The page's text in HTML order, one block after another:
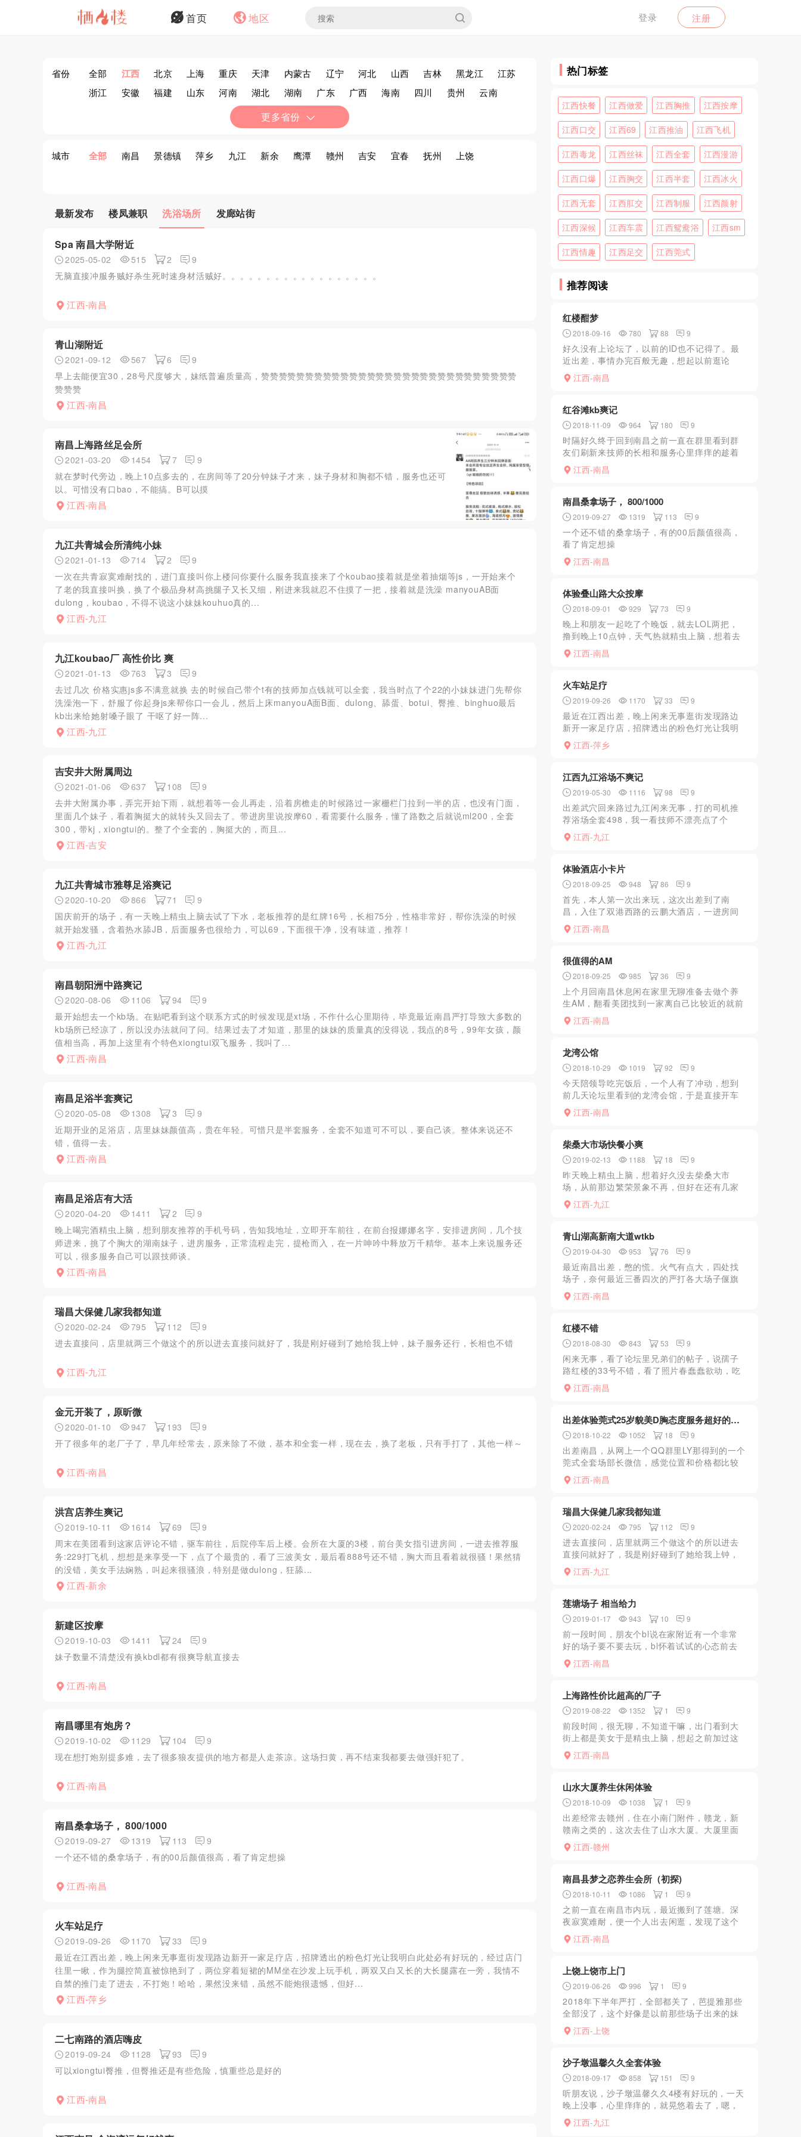
登录 注册
首页 地区
省份 全部 江西 北京 上海 重庆 天津 内蒙古 辽宁 河北 山西 吉林 黑龙江
江苏
浙江
安徽 福建 山东 河南 湖北 湖南 广东 广西 海南 四川 贵州
云南
宁夏 新疆 香港 台湾
更多省份
城市 全部 南昌 景德镇 萍乡 九江 新余 鹰潭 赣州 吉安 宜春 抚州 上饶
最新发布 楼凤兼职 洗浴场所 发廊站街
Spa 南昌大学附近
2025-05-02 515 2
9
无脑直接冲服务贼好杀生死时速身材活贼好。。。。。。。。。。。。。。。。。。
江西-南昌
青山湖附近
2021-09-12 567 6
9
早上去能便宜30，28号尺度够大，妹纸普遍质量高，赞赞赞赞赞赞赞赞赞赞赞赞赞赞赞赞赞赞赞赞赞赞赞赞赞赞赞赞赞
赞赞赞
江西-南昌
南昌上海路丝足会所
2021-03-20 1454 7
9
就在梦时代旁边，晚上10点多去的，在房间等了20分钟妹子才来，妹子身材和胸都不错，服务也还可
以。可惜没有口bao，不能搞。B可以摸
江西-南昌
九江共青城会所清纯小妹
2021-01-13 714 2
9
一次在共青寂寞难耐找的，进门直接叫你上楼问你要什么服务我直接来了个koubao接着就是坐着抽烟等js，一开始来个
了老的我直接叫换，换了个极品身材高挑腿子又长又细，刚进来我就忍不住摸了一把，接着就是洗澡 manyouAB面
dulong，koubao，不得不说这小妹妹kouhuo真的...
江西-九江
九江koubao厂 高性价比 爽
2021-01-13 763 3
9
去过几次 价格实惠js多不满意就换 去的时候自己带个t有的技师加点钱就可以全套，我当时点了个22的小妹妹进门先帮你
洗澡泡一下，舒服了你起身js来帮你口一会儿，然后上床manyouA面B面、dulong、舔蛋、botui、臀推、binghuo最后
kb出来给她射嗓子眼了 干呕了好一阵...
江西-九江
吉安井大附属周边
2021-01-06 637 108
9
去井大附属办事，弄完开始下雨，就想着等一会儿再走，沿着房檐走的时候路过一家栅栏门拉到一半的店，也没有门面，
里面几个妹子，看着胸挺大的就转头又回去了。带进房里说按摩60，看需要什么服务，懂了路数之后就说ml200，全套
300，带kj，xiongtui的。整了个全套的，胸挺大的，而且...
江西-吉安
九江共青城市雅尊足浴爽记
2020-10-20 866 71
9
国庆前开的场子，有一天晚上精虫上脑去试了下水，老板推荐的是红牌16号，长相75分，性格非常好，帮你洗澡的时候
就开始发骚，含着热水舔JB，后面服务也很给力，可以69，下面很干净，没有味道，推荐！
江西-九江
南昌朝阳洲中路爽记
2020-08-06 1106 94
9
最开始想去一个kb场。在贴吧看到这个联系方式的时候发现是xt场，不作什么心里期待，毕竟最近南昌严打导致大多数的
kb场所已经凉了，所以没办法就问了问。结果过去了才知道，那里的妹妹的质量真的没得说，我点的8号，99年女孩，颜
值相当高，再加上这里有个特色xiongtui双飞服务，我叫了...
江西-南昌
南昌足浴半套爽记
2020-05-08 1308 3
9
近期开业的足浴店，店里妹妹颜值高，贵在年轻。可惜只是半套服务，全套不知道可不可以，要自己谈。整体来说还不
错，值得一去。
江西-南昌
南昌足浴店有大活
2020-04-20 1411 2
9
晚上喝完酒精虫上脑，想到朋友推荐的手机号码，告知我地址，立即开车前往，在前台报娜娜名字，安排进房间，几个技
师进来，挑了个胸大的湖南妹子，进房服务，正常流程走完，提枪而入，在一片呻吟中释放万千精华。基本上来说服务还
可以，很多服务自己可以跟技师谈。
江西-南昌
瑞昌大保健几家我都知道
2020-02-24 795 112
9
进去直接问，店里就两三个做这个的所以进去直接问就好了，我是刚好碰到了她给我上钟，妹子服务还行，长相也不错
江西-九江
金元开装了，原昕微
2020-01-10 947 193
9
开了很多年的老厂子了，早几年经常去，原来除了不做，基本和全套一样，现在去，换了老板，只有手打了，其他一样～
江西-南昌
洪宫店养生爽记
2019-10-11 1614 69
9
周末在美团看到这家店评论不错，驱车前往，后院停车后上楼。会所在大厦的3楼，前台美女指引进房间，一进去推荐服
务:229打飞机，想想是来享受一下，点了个最贵的，看了三波美女，最后看888号还不错，胸大而且看着就很骚！果然猜
的没错，美女手法娴熟，叫起来很骚浪，特别是做dulong，狂舔...
江西-新余
新建区按摩
2019-10-03 1411 24
9
妹子数量不清楚没有换kbdl都有很爽导航直接去
江西-南昌
南昌哪里有炮房？
2019-10-02 1129 104
9
现在想打炮别提多难，去了很多狼友提供的地方都是人走茶凉。这场扫黄，再不结束我都要去做强奸犯了。
江西-南昌
南昌桑拿场子， 800/1000
2019-09-27 1319 113
9
一个还不错的桑拿场子，有的00后颜值很高，看了肯定想操
江西-南昌
火车站足疗
2019-09-26 1170 33
9
最近在江西出差，晚上闲来无事逛街发现路边新开一家足疗店，招牌透出的粉色灯光让我明白此处必有好玩的，经过店门
往里一瞅，作为腿控简直被惊艳到了，两位穿着短裙的MM坐在沙发上玩手机，两双又白又长的大长腿露在一旁，我情不
自禁的推门走了进去，不打炮！哈哈，果然没来错，虽然不能炮很遗憾，但好...
江西-萍乡
二七南路的酒店嗨皮
2019-09-24 1128 93
9
可以xiongtui臀推，但臀推还是有些危险，慎重些总是好的
江西-南昌
热门标签
江西快餐 江西做爱 江西胸推 江西按摩
江西口交 江西69 江西推油 江西飞机
江西毒龙 江西丝袜 江西全套 江西漫游
江西口爆 江西胸交 江西半套 江西冰火
江西无套 江西肛交 江西制服 江西颜射
江西深候 江西车震 江西鸳鸯浴 江西sm
江西情趣 江西足交 江西莞式
推荐阅读
红楼酣梦
2018-09-16 780 88 9
好久没有上论坛了，以前的ID也不记得了。最
近出差，事情办完百般无趣，想起以前逛论
坛。于是打开网站，看着帖子跟新几乎没有，
想原来江西才子遍地，竟然都是匆匆数字记
江西-南昌
红谷滩kb爽记
2018-11-09 964 180 9
时隔好久终于回到南昌之前一直在群里看到群
友们刷新来技师的长相和服务心里痒痒的趁着
回南昌晚上直接预约杀去场子提前定了十号大
长腿车模听说服务绝杀到了以后接待进房间等
江西-南昌
南昌桑拿场子， 800/1000
2019-09-27 1319 113 9
一个还不错的桑拿场子，有的00后颜值很高，
看了肯定想操
江西-南昌
体验叠山路大众按摩
2018-09-01 929 73 9
晚上和朋友一起吃了个晚饭，就去LOL两把，
撸到晚上10点钟，天气热就精虫上脑，想着去
哪里活动活动。本想去南昌有名的池弯路看看
有没有好货，想想太远了时间也不早了，下次
江西-南昌
火车站足疗
2019-09-26 1170 33 9
最近在江西出差，晚上闲来无事逛街发现路边
新开一家足疗店，招牌透出的粉色灯光让我明
白此处必有好玩的，经过店门往里一瞅，作为
腿控简直被惊艳到了，两位穿着短裙的MM坐在
江西-萍乡
江西九江浴场不爽记
2019-05-30 1116 98 9
出差武穴回来路过九江闲来无事，打的司机推
荐浴场全套498，我一看技师不漂亮点了个
238，过程就是泡了两次澡推油fj还不让摸。不
爽不过我同事一起去的，他495全套据说可以
江西-九江
体验酒店小卡片
2018-09-25 948 86 9
首先，本人第一次出来玩，这次出差到了南
昌，入住了双港西路的云鹏大酒店，一进房间
就看到几张小卡片，不觉得就想试试，由于第
一次，又不好意思打电话，就发了个短信。刚
江西-南昌
很值得的AM
2018-09-25 985 36 9
上个月回南昌休息闲在家里无聊准备去做个养
生AM，翻看美团找到一家离自己比较近的就前
去一探究竟。美团真的是个神奇，只要AM带肾
保健的都是可以DFJ的，还能摸上几把。可以
江西-南昌
龙湾公馆
2018-10-29 1019 92 9
今天陪领导吃完饭后，一个人有了冲动，想到
前几天论坛里看到的龙湾会馆，于是直接开车
前往，手机导航了一下，到地方停车，四处找
了一下，没看到有龙湾的招牌，只看到有个七
江西-南昌
柴桑大市场快餐小爽
2019-02-13 1188 18 9
昨天晚上精虫上脑，想着好久没去柴桑大市
场，从前那边繁荣景象不再，但好在还有几家
并且价格低，拿定主意晚上开车直接进去，入
口处第一家有几个妹子在揽客，大概看了看貌
江西-九江
青山湖高新南大道wtkb
2019-04-30 953 76 9
最近南昌出差，憋的慌。火气有点大，四处找
场子，奈何最近三番四次的严打各大场子偃旗
息鼓，至于各位大神说的楼凤各个联系不上不
加好友，四处联络突然发觉全套已然无望。于
江西-南昌
红楼不错
2018-08-30 843 53 9
闲来无事，看了论坛里兄弟们的帖子，说孺子
路红楼的33号不错，看了照片春蠢蠢欲动，吃
了中饭，休息了下14点多直接杀过去，因为以
前去过，知道地点，具体的地点大家看下，进
江西-南昌
出差体验莞式25岁貌美D胸态度服务超好的江...
2018-10-22 1052 18 9
出差南昌，从网上一个QQ群里LY那得到的一个
莞式全套场部长微信，感觉位置和价格都比较
合理，抽空去体验了下！遇到了这个让我多次
流连忘返的妹子！总的说来这个妹子是本分踏
江西-南昌
瑞昌大保健几家我都知道
2020-02-24 795 112 9
进去直接问，店里就两三个做这个的所以进去
直接问就好了，我是刚好碰到了她给我上钟，
妹子服务还行，长相也不错
江西-九江
莲塘场子 相当给力
2019-01-17 943 10 9
前一段时间，朋友个bl说在家附近有一个非常
好的场子要不要去玩，bl怀着试试的心态前去
体验，先到澄湖洲际几点坐电梯来到五楼，没
事就有小哥问你按摩还是泡脚你回到按摩他会
江西-南昌
上海路性价比超高的厂子
2019-08-22 1352 1 9
前段时间，很无聊，不知道干嘛，出门看到大
街上都是美女于是精虫上脑，想起之前加过这
个月亮湾的微信，于是问之有妹子吗，告诉我
说有，打车前去，到时候还是找不到地方，然
江西-南昌
山水大厦养生休闲体验
2018-10-09 1038 1 9
出差经常去赣州，住在小南门附件，赣龙，新
赣南之类的，这次去住了山水大厦。大厦里面
就有会所，其实在1年多前去过，当时朋友安排
的，也不知道选的什么套餐，当时的JS年龄较
江西-赣州
南昌县梦之恋养生会所（初探)
2018-10-11 1086 1 9
之前一直在南昌市内玩，最近搬到了莲塘。深
夜寂寞难耐，便一个人出去闲逛，发现了这个
据说刚开张不到一个星期的主题会所。门头挺
高大上的，一开始我想会不会消费也挺高，没
江西-南昌
上饶上饶市上门
2019-06-26 996 1 9
2018年下半年严打，全部都关了，芭提雅那些
全部没了，这个好像是以前那些场子出来的妹
子都不错全套的，服务是没有以前那么好了，
直接联系经理，妹子挺好的。现在好像只能上
江西-上饶
沙子墩温馨久久全套体验
2018-09-17 858 151 9
听朋友说，沙子墩温馨久久4楼有好玩的，一天
晚上没事，心里痒痒的，就晃悠着去了，嗯，
进门是个正规的酒店，没问题，从左侧电梯，
上三楼，刚好有个大哥一起，也不认识，也是
江西-九江